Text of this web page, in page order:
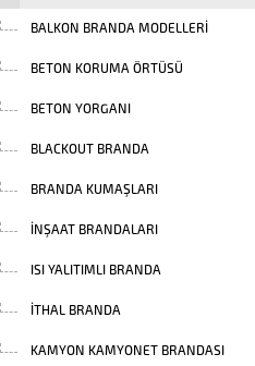
BALKON BRANDA MODELLERI
BETON KORUMA ÖRTÜSÜ
BETON YORGANI
BLACKOUT BRANDA
BRANDA KUMAŞLARI
INŞAAT BRANDALARI
ISI YALITIMLI BRANDA
İTHAL BRANDA
KAMYON KAMYONET BRANDASI